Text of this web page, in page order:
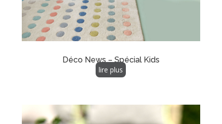
Déco News – Spécial Kids
lire plus